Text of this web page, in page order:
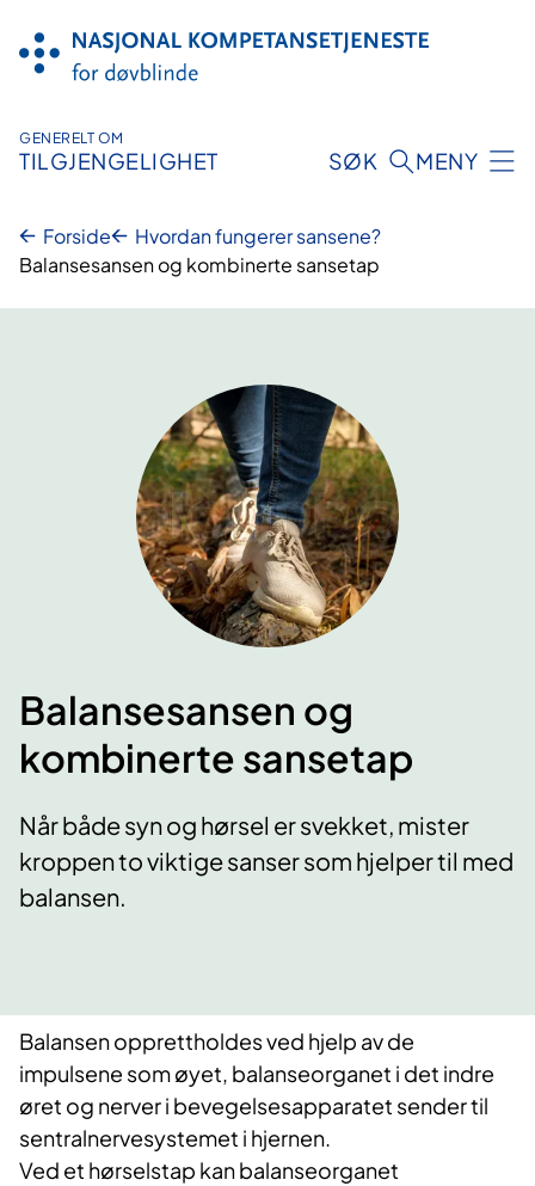
innhold
GENERELT OM
TILGJENGELIGHET SØK MENY
Forside
Hvordan fungerer sansene?
Balansesansen og kombinerte sansetap
Balansesansen og
kombinerte sansetap
Når både syn og hørsel er svekket, mister
kroppen to viktige sanser som hjelper til med
balansen.
Balansen opprettholdes ved hjelp av de
impulsene som øyet, balanseorganet i det indre
øret og nerver i bevegelsesapparatet sender til
sentralnervesystemet i hjernen.
Ved et hørselstap kan balanseorganet